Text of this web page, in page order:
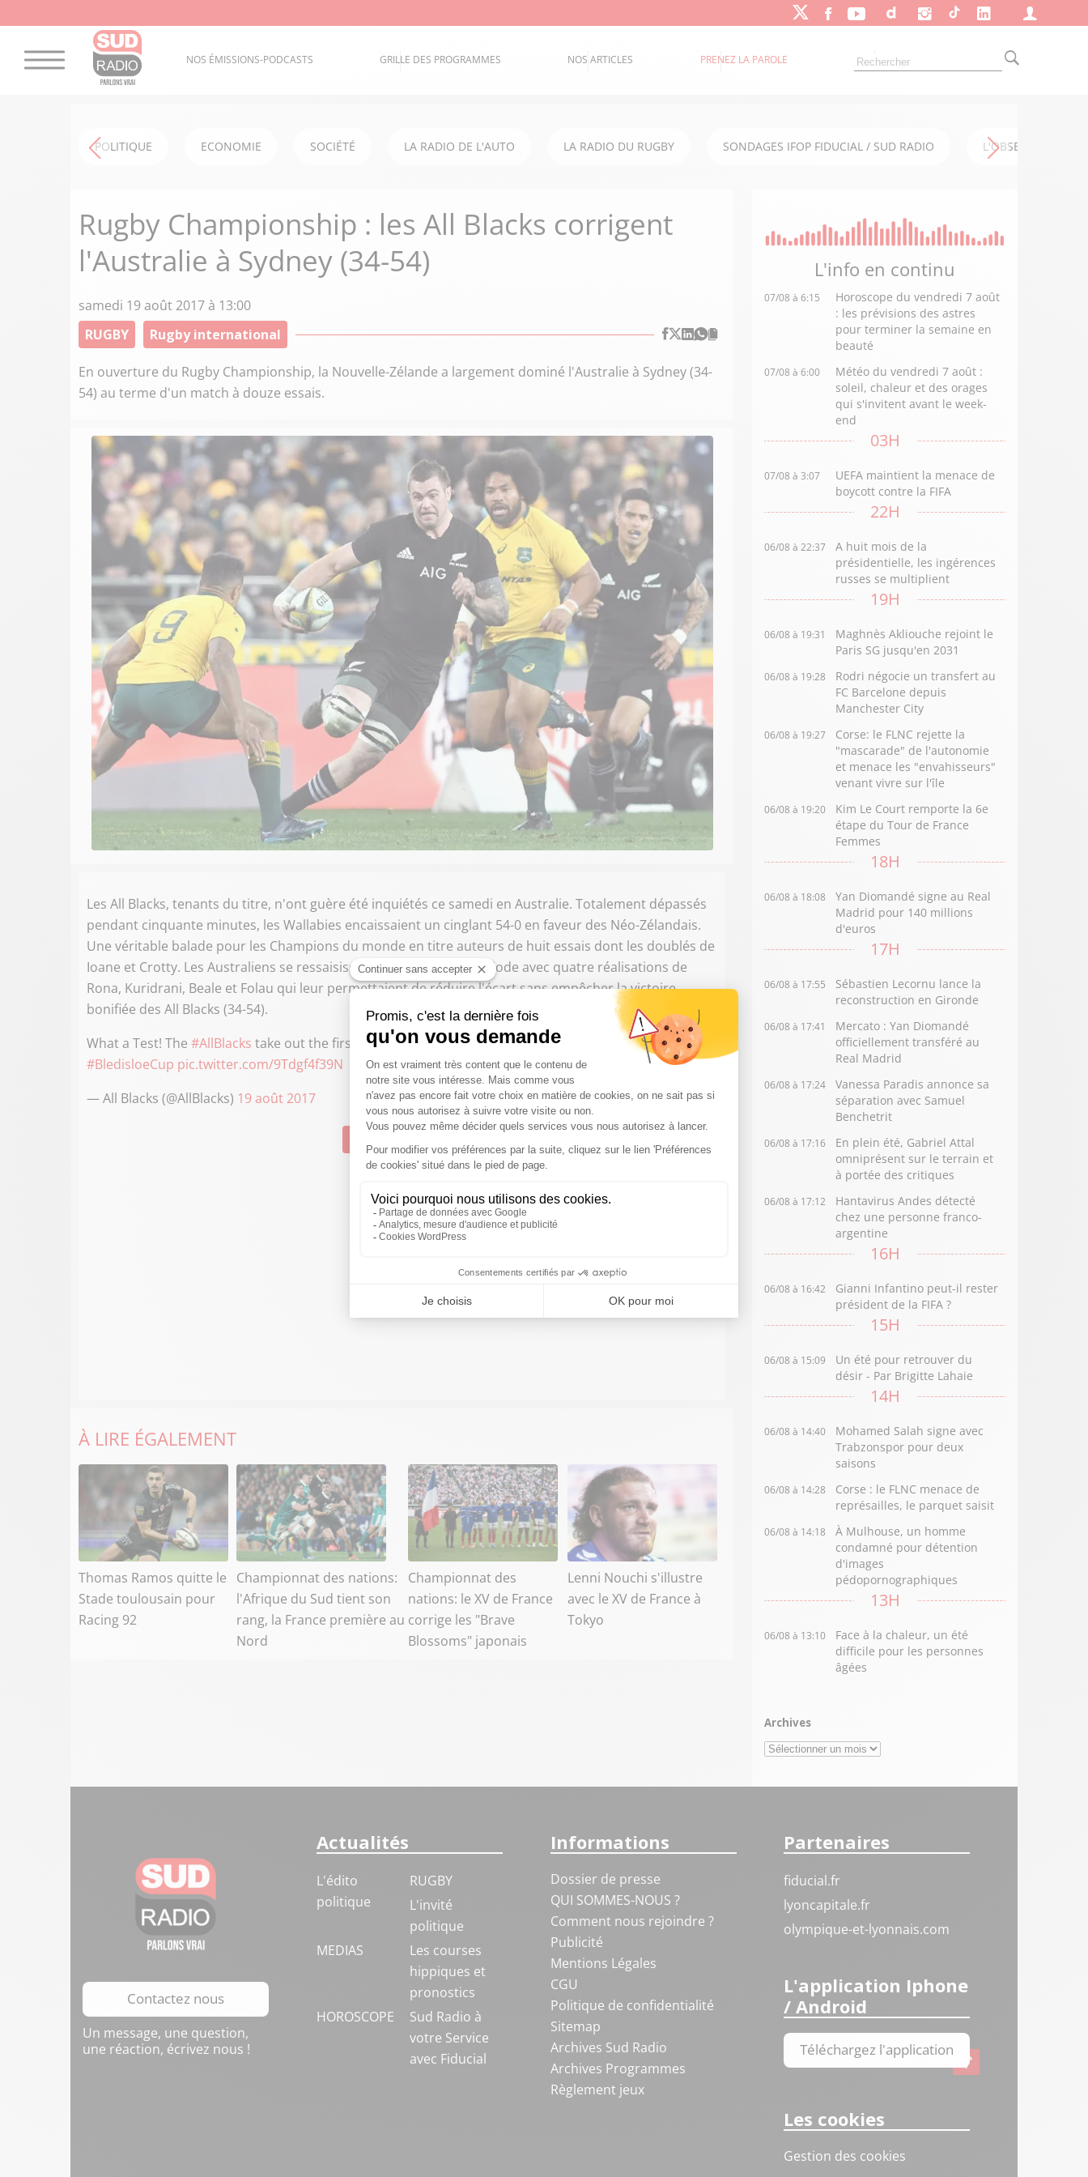
NOS ÉMISSIONS-PODCASTS GRILLE DES PROGRAMMES NOS ARTICLES PRENEZ LA PAROLE
POLITIQUE ECONOMIE SOCIÉTÉ LA RADIO DE L'AUTO LA RADIO DU RUGBY SONDAGES IFOP FIDUCIAL / SUD RADIO L'OBSERVATOIRE
Rugby Championship : les All Blacks corrigent
l'Australie à Sydney (34-54)
samedi 19 août 2017 à 13:00
RUGBY
Rugby international
En ouverture du Rugby Championship, la Nouvelle-Zélande a largement dominé l'Australie à Sydney (34-
54) au terme d'un match à douze essais.
Les All Blacks, tenants du titre, n'ont guère été inquiétés ce samedi en Australie. Totalement dépassés
pendant cinquante minutes, les Wallabies encaissaient un cinglant 54-0 en faveur des Néo-Zélandais.
Une véritable balade pour les Champions du monde en titre auteurs de huit essais dont les doublés de
Ioane et Crotty. Les Australiens se ressaisissaient en deuxième période avec quatre réalisations de
Rona, Kuridrani, Beale et Folau qui leur permettaient de réduire l'écart sans empêcher la victoire
bonifiée des All Blacks (34-54).
What a Test! The #AllBlacks take out the first #BledisloeCupTest with a record score!
#AUSvNZL
#BledisloeCup pic.twitter.com/9Tdgf4f39N
— All Blacks (@AllBlacks) 19 août 2017
À LIRE ÉGALEMENT
Thomas Ramos quitte le
Stade toulousain pour
Racing 92
Championnat des nations:
l'Afrique du Sud tient son
rang, la France première au
Nord
Championnat des
nations: le XV de France
corrige les "Brave
Blossoms" japonais
Lenni Nouchi s'illustre
avec le XV de France à
Tokyo
L'info en continu
07/08 à 6:15
Horoscope du vendredi 7 août
: les prévisions des astres
pour terminer la semaine en
beauté
07/08 à 6:00
Météo du vendredi 7 août :
soleil, chaleur et des orages
qui s'invitent avant le week-
end
03H
07/08 à 3:07
UEFA maintient la menace de
boycott contre la FIFA
22H
06/08 à 22:37
A huit mois de la
présidentielle, les ingérences
russes se multiplient
19H
06/08 à 19:31
Maghnès Akliouche rejoint le
Paris SG jusqu'en 2031
06/08 à 19:28
Rodri négocie un transfert au
FC Barcelone depuis
Manchester City
06/08 à 19:27
Corse: le FLNC rejette la
"mascarade" de l'autonomie
et menace les "envahisseurs"
venant vivre sur l'île
06/08 à 19:20
Kim Le Court remporte la 6e
étape du Tour de France
Femmes
18H
06/08 à 18:08
Yan Diomandé signe au Real
Madrid pour 140 millions
d'euros
17H
06/08 à 17:55
Sébastien Lecornu lance la
reconstruction en Gironde
06/08 à 17:41
Mercato : Yan Diomandé
officiellement transféré au
Real Madrid
06/08 à 17:24
Vanessa Paradis annonce sa
séparation avec Samuel
Benchetrit
06/08 à 17:16
En plein été, Gabriel Attal
omniprésent sur le terrain et
à portée des critiques
06/08 à 17:12
Hantavirus Andes détecté
chez une personne franco-
argentine
16H
06/08 à 16:42
Gianni Infantino peut-il rester
président de la FIFA ?
15H
06/08 à 15:09
Un été pour retrouver du
désir - Par Brigitte Lahaie
14H
06/08 à 14:40
Mohamed Salah signe avec
Trabzonspor pour deux
saisons
06/08 à 14:28
Corse : le FLNC menace de
représailles, le parquet saisit
06/08 à 14:18
À Mulhouse, un homme
condamné pour détention
d'images
pédopornographiques
13H
06/08 à 13:10
Face à la chaleur, un été
difficile pour les personnes
âgées
Archives
Archives
Contactez nous
Un message, une question,
une réaction, écrivez nous !
Actualités
L'édito
politique
RUGBY
L'invité
politique
MEDIAS
Les courses
hippiques et
pronostics
HOROSCOPE
Sud Radio à
votre Service
avec Fiducial
Informations
Dossier de presse
QUI SOMMES-NOUS ?
Comment nous rejoindre ?
Publicité
Mentions Légales
CGU
Politique de confidentialité
Sitemap
Archives Sud Radio
Archives Programmes
Règlement jeux
Partenaires
fiducial.fr
lyoncapitale.fr
olympique-et-lyonnais.com
L'application Iphone
/ Android
Téléchargez l'application
Les cookies
Gestion des cookies